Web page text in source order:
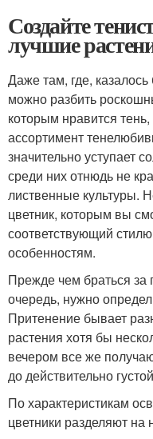
Создайте
лучшие
Даже там, где,
можно разбить
которым нравится
ассортимент
значительно уступает
среди них отнюдь не
лиственные культуры.
цветник, которым вы
соответствующий
особенностям.
Прежде чем браться за
очередь, нужно
Притенение бывает
растения хотя бы
вечером все же
до действительно
По характеристикам
цветники разделяют на